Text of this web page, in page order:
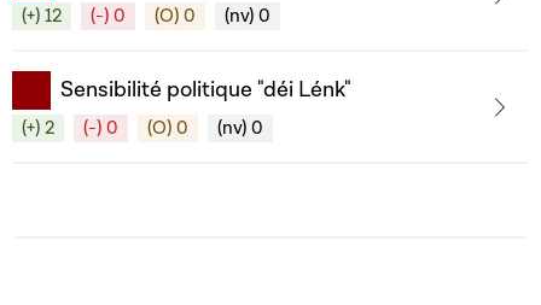
(+) 12 (-) 0 (O) 0 (nv) 0
Sensibilité politique "déi Lénk"
(+) 2 (-) 0 (O) 0 (nv) 0